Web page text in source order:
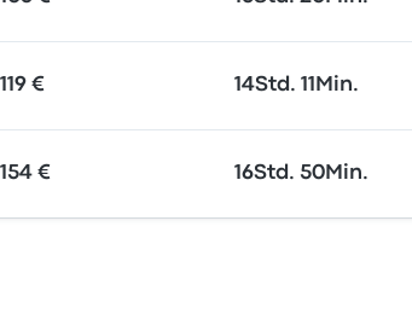
119 € 14Std. 11Min.
154 € 16Std. 50Min.